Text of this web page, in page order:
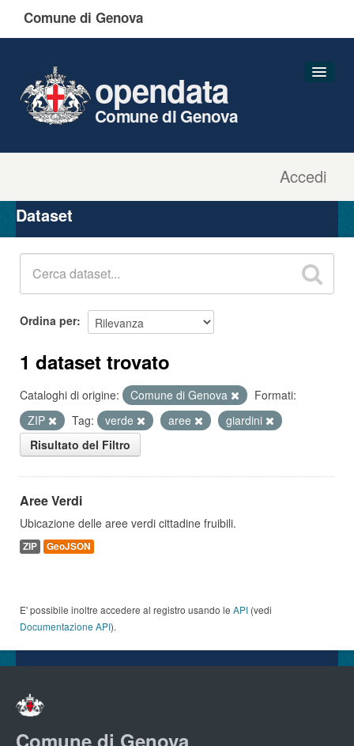
Comune di Genova
Accedi
opendata
Comune di Genova
Organizzazioni
Gruppi
Dataset
Ordina per
1 dataset trovato
Cataloghi di origine: Comune di Genova
Formati:
ZIP
Tag: verde aree
giardini
Risultato del Filtro
Aree Verdi
Ubicazione delle aree verdi cittadine fruibili.
ZIP GeoJSON
E' possibile inoltre accedere al registro usando le API (vedi
Documentazione API).